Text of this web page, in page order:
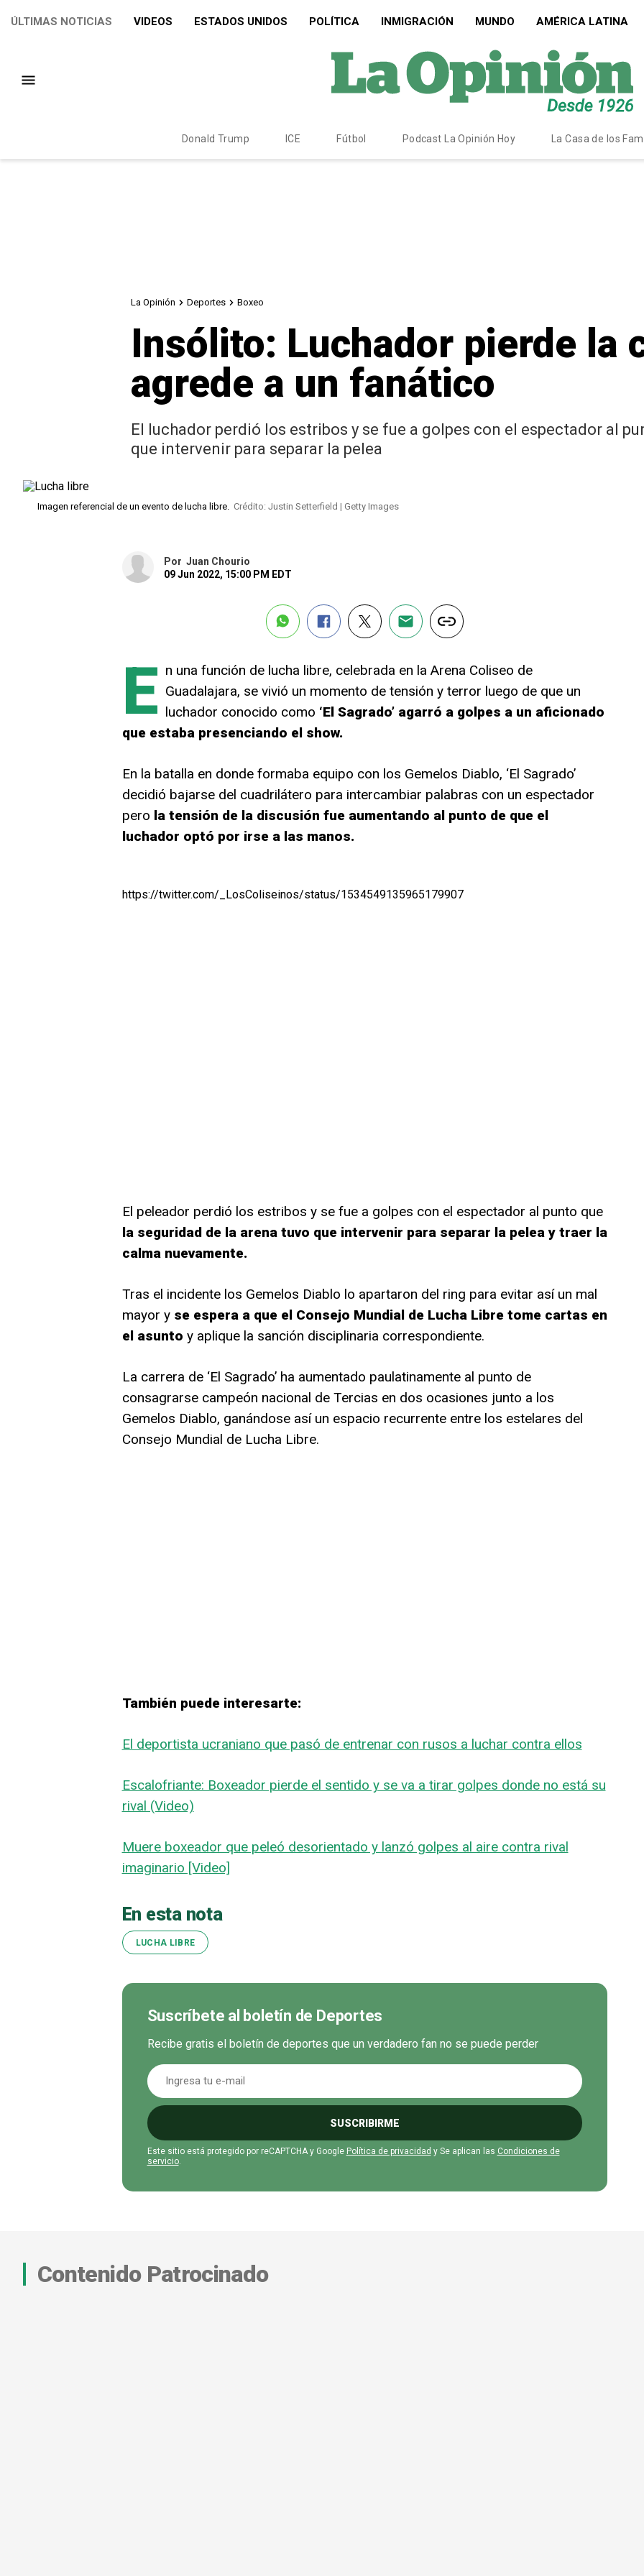
ÚLTIMAS NOTICIAS VIDEOS ESTADOS UNIDOS POLÍTICA INMIGRACIÓN MUNDO AMÉRICA LATINA
Donald Trump ICE Fútbol Podcast La Opinión Hoy La Casa de los
La Opinión Deportes Boxeo
Insólito: Luchador pierde la
agrede a un fanático
El luchador perdió los estribos y se fue a golpes con el espectador al
que intervenir para separar la pelea
Imagen referencial de un evento de lucha libre. Crédito: Justin Setterfield | Getty Images
Por Juan Chourio
09 Jun 2022, 15:00 PM EDT
E n una función de lucha libre, celebrada en la Arena Coliseo de
Guadalajara, se vivió un momento de tensión y terror luego de que un
luchador conocido como ‘El Sagrado’ agarró a golpes a un aficionado
que estaba presenciando el show.
En la batalla en donde formaba equipo con los Gemelos Diablo, ‘El Sagrado’
decidió bajarse del cuadrilátero para intercambiar palabras con un espectador
pero la tensión de la discusión fue aumentando al punto de que el
luchador optó por irse a las manos.
https://twitter.com/_LosColiseinos/status/1534549135965179907
El peleador perdió los estribos y se fue a golpes con el espectador al punto que
la seguridad de la arena tuvo que intervenir para separar la pelea y traer la
calma nuevamente.
Tras el incidente los Gemelos Diablo lo apartaron del ring para evitar así un mal
mayor yse espera a que el Consejo Mundial de Lucha Libre tome cartas en
el asunto y aplique la sanción disciplinaria correspondiente.
La carrera de ‘El Sagrado’ ha aumentado paulatinamente al punto de
consagrarse campeón nacional de Tercias en dos ocasiones junto a los
Gemelos Diablo, ganándose así un espacio recurrente entre los estelares del
Consejo Mundial de Lucha Libre.
También puede interesarte:
El deportista ucraniano que pasó de entrenar con rusos a luchar contra ellos
Escalofriante: Boxeador pierde el sentido y se va a tirar golpes donde no está su
rival (Video)
Muere boxeador que peleó desorientado y lanzó golpes al aire contra rival
imaginario [Video]
En esta nota
LUCHA LIBRE
Suscríbete al boletín de Deportes
Recibe gratis el boletín de deportes que un verdadero fan no se puede perder
SUSCRIBIRME
Este sitio está protegido por reCAPTCHA y Google Política de privacidad y Se aplican las Condiciones de
servicio.
Contenido Patrocinado